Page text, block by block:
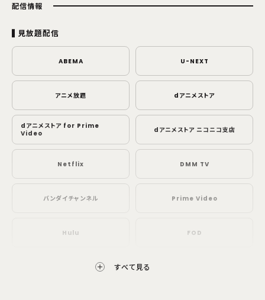
配信情報
見放題配信
ABEMA U-NEXT
アニメ放題 dアニメストア
dアニメストア for Prime
Video
dアニメストア ニコニコ支店
Netflix DMM TV
バンダイチャンネル Prime Video
Hulu FOD
ニコニコチャンネル すべて見る